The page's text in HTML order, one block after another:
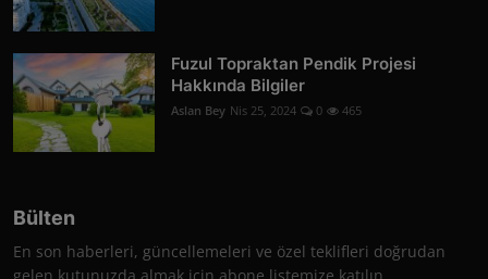
Fuzul Topraktan Pendik Projesi
Hakkında Bilgiler
Aslan Bey Nis 25, 2024 0 465
Bülten
En son haberleri, güncellemeleri ve özel teklifleri doğrudan